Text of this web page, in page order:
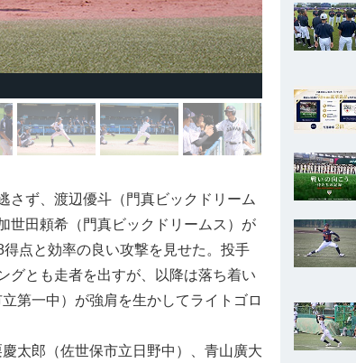
ず、渡辺優斗（門真ビックドリーム
世田頼希（門真ビックドリームス）が
点と効率の良い攻撃を見せた。投手
グとも走者を出すが、以降は落ち着い
第一中）が強肩を生かしてライトゴロ
太郎（佐世保市立日野中）、青山廣大